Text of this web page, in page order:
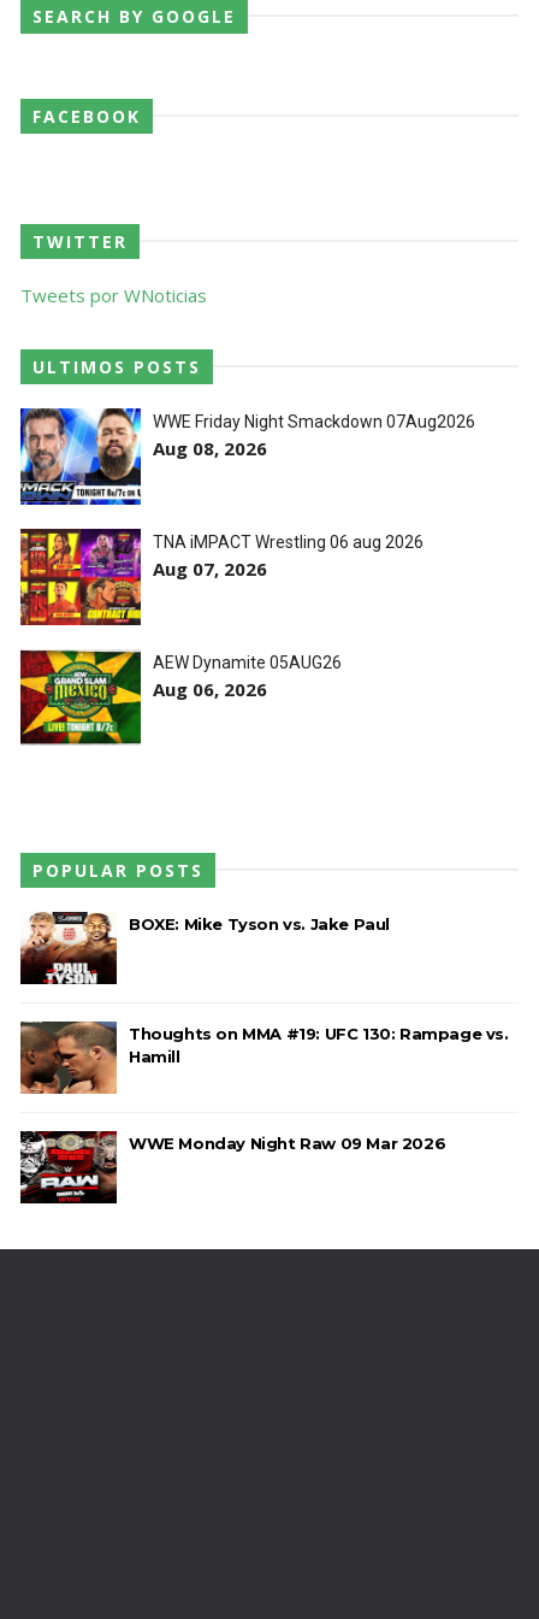
SCSA867-Aug 06 2026
WWE: Bianca Belair e Montez Ford dão as boas-
WWE: WWE anuncia estreia histórica do Raw na
SCSA867-Aug 08 2026
SEARCH BY GOOGLE
FACEBOOK
TWITTER
Tweets por WNoticias
ULTIMOS POSTS
WWE Friday Night Smackdown 07Aug2026
Aug 08, 2026
TNA iMPACT Wrestling 06 aug 2026
Aug 07, 2026
AEW Dynamite 05AUG26
Aug 06, 2026
POPULAR POSTS
BOXE: Mike Tyson vs. Jake Paul
Thoughts on MMA #19: UFC 130: Rampage vs.
Hamill
WWE Monday Night Raw 09 Mar 2026